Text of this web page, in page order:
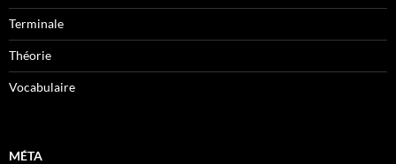
Terminale
Théorie
Vocabulaire
MÉTA